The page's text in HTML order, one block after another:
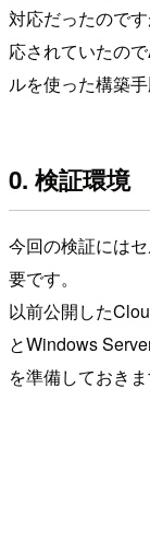
対応だったので
応されていたの
ルを使った構築
0. 検証環境
今回の検証には
要です。
以前公開した
とWindows
を準備しておきま